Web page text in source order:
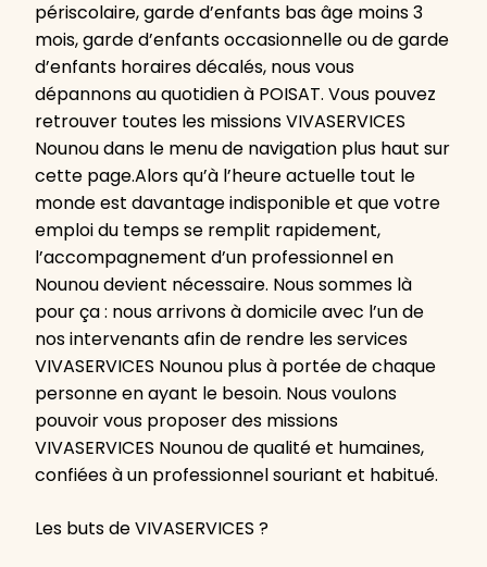
périscolaire, garde d’enfants bas âge moins 3
mois, garde d’enfants occasionnelle ou de garde
d’enfants horaires décalés, nous vous
dépannons au quotidien à POISAT. Vous pouvez
retrouver toutes les missions VIVASERVICES
Nounou dans le menu de navigation plus haut sur
cette page.Alors qu’à l’heure actuelle tout le
monde est davantage indisponible et que votre
emploi du temps se remplit rapidement,
l’accompagnement d’un professionnel en
Nounou devient nécessaire. Nous sommes là
pour ça : nous arrivons à domicile avec l’un de
nos intervenants afin de rendre les services
VIVASERVICES Nounou plus à portée de chaque
personne en ayant le besoin. Nous voulons
pouvoir vous proposer des missions
VIVASERVICES Nounou de qualité et humaines,
confiées à un professionnel souriant et habitué.
Les buts de VIVASERVICES ?